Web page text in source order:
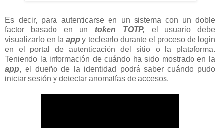
Es decir, para autenticarse en un sistema con un doble
factor basado en un token TOTP, el usuario debe
visualizarlo en laapp y teclearlo durante el proceso de login
en el portal de autenticación del sitio o la plataforma.
Teniendo la información de cuándo ha sido mostrado en la
app, el dueño de la identidad podrá saber cuándo pudo
iniciar sesión y detectar anomalías de accesos.